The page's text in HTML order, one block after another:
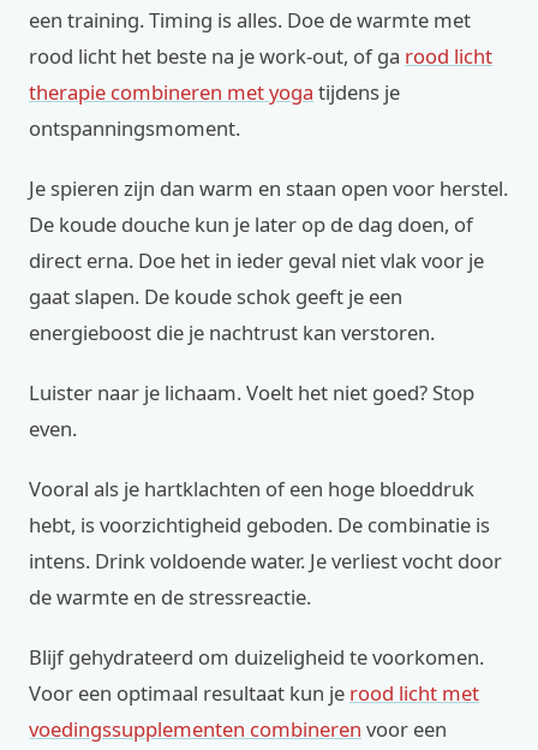
een training. Timing is alles. Doe de warmte met
rood licht het beste na je work-out, of ga rood licht
therapie combineren met yoga tijdens je
ontspanningsmoment.
Je spieren zijn dan warm en staan open voor herstel.
De koude douche kun je later op de dag doen, of
direct erna. Doe het in ieder geval niet vlak voor je
gaat slapen. De koude schok geeft je een
energieboost die je nachtrust kan verstoren.
Luister naar je lichaam. Voelt het niet goed? Stop
even.
Vooral als je hartklachten of een hoge bloeddruk
hebt, is voorzichtigheid geboden. De combinatie is
intens. Drink voldoende water. Je verliest vocht door
de warmte en de stressreactie.
Blijf gehydrateerd om duizeligheid te voorkomen.
Voor een optimaal resultaat kun je rood licht met
voedingssupplementen combineren voor een